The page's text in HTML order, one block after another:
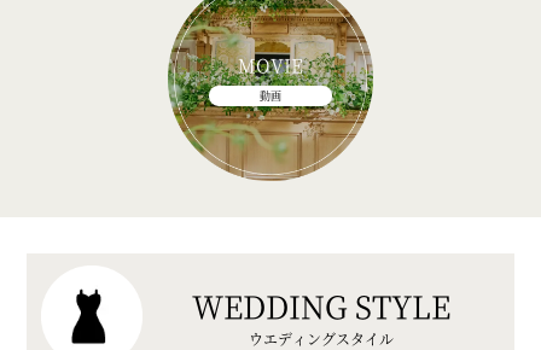
MOVIE
動画
WEDDING STYLE
ウエディングスタイル